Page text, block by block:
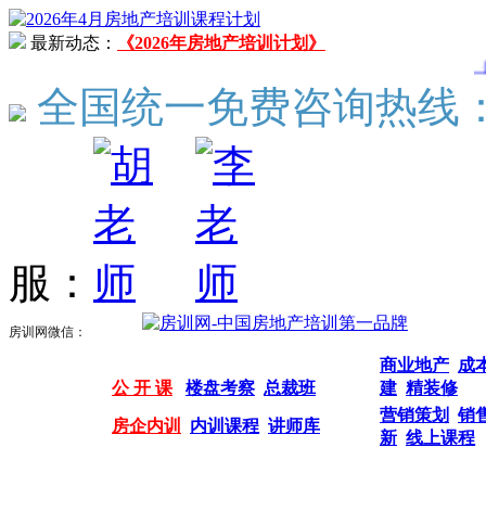
最新动态：
《2026年房地产培训计划》
（4
全国统一免费咨询热线
服：
房训网微信：
公 开 课 楼盘考察 总裁班
商业地产 成
建 精装修
房企内训 内训课程 讲师库
营销策划
销
新 线上课程